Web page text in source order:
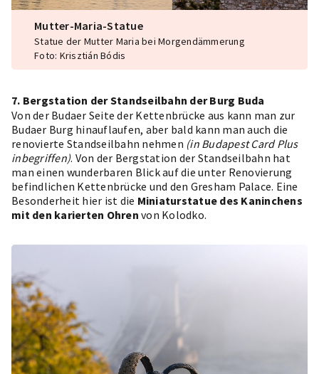
Mutter-Maria-Statue
Statue der Mutter Maria bei Morgendämmerung
Foto: Krisztián Bódis
7. Bergstation der Standseilbahn der Burg Buda
Von der Budaer Seite der Kettenbrücke aus kann man zur
Budaer Burg hinauflaufen, aber bald kann man auch die
renovierte Standseilbahn nehmen (in Budapest Card Plus
inbegriffen). Von der Bergstation der Standseilbahn hat
man einen wunderbaren Blick auf die unter Renovierung
befindlichen Kettenbrücke und den Gresham Palace. Eine
Besonderheit hier ist die Miniaturstatue des Kaninchens
mit den karierten Ohren von Kolodko.